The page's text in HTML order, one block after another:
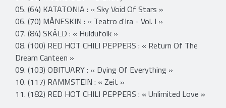
05. (64) KATATONIA : « Sky Void Of Stars »
06. (70) MÅNESKIN : « Teatro d'Ira - Vol. I »
07. (84) SKÁLD : « Huldufolk »
08. (100) RED HOT CHILI PEPPERS : « Return Of The
Dream Canteen »
09. (103) OBITUARY : « Dying Of Everything »
10. (117) RAMMSTEIN : « Zeit »
11. (182) RED HOT CHILI PEPPERS : « Unlimited Love »